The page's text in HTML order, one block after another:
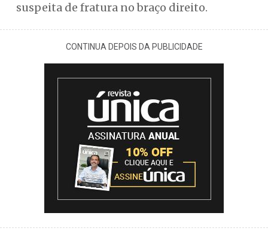
suspeita de fratura no braço direito.
CONTINUA DEPOIS DA PUBLICIDADE